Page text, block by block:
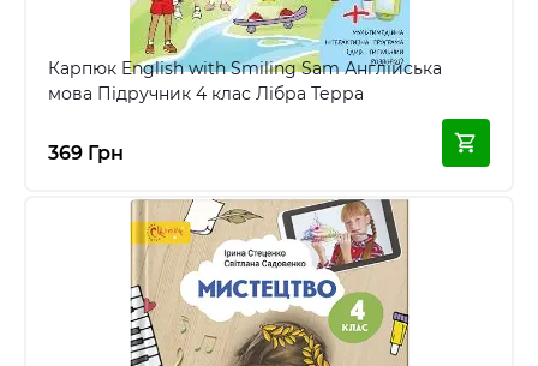
Карпюк English with Smiling Sam Англійська
мова Підручник 4 клас Лібра Терра
369 Грн